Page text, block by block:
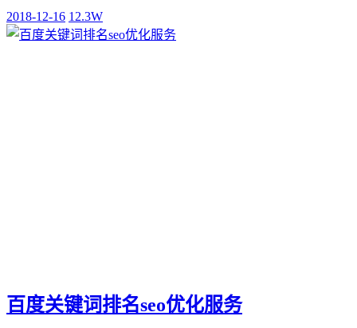
2018-12-16 12.3W
百度关键词排名seo优化服务